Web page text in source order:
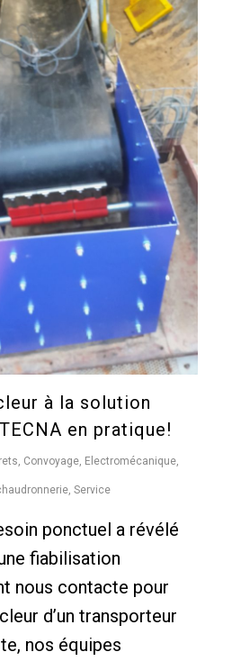
à la solution
en pratique!
, Convoyage, Electromécanique,
,Service
ponctuel a révélé
fiabilisation
nous contacte pour
d’un transporteur
nos équipes